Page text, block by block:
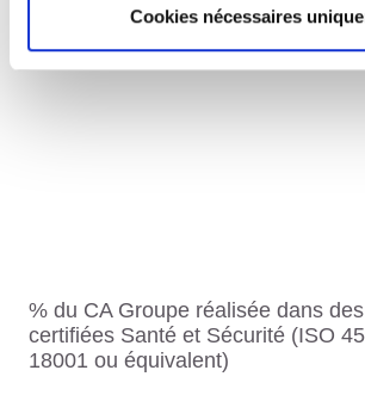
Cookies nécessaires
% du CA Groupe réalisée dans
certifiées Santé et Sécurité (ISO
18001 ou équivalent)